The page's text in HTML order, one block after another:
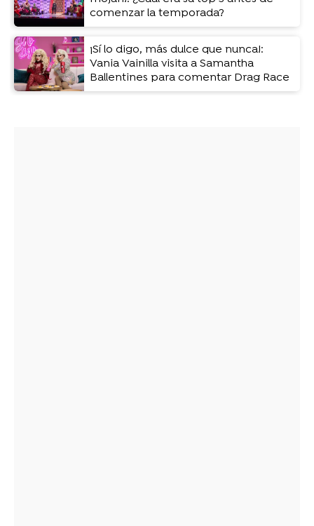
comenzar la temporada?
¡Sí lo digo, más dulce que nunca!:
Vania Vainilla visita a Samantha
Ballentines para comentar Drag Race